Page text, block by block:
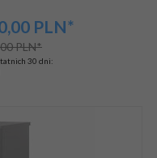
PLN*
PLN*
30 dni: